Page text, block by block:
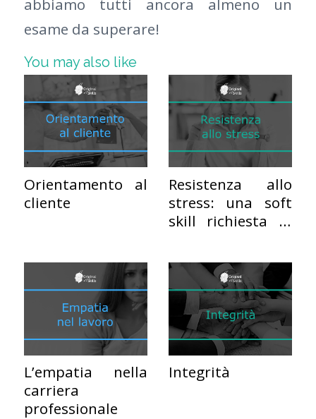
abbiamo tutti ancora almeno un
esame da superare!
You may also like
Orientamento al
cliente
Resistenza allo
stress: una soft
skill richiesta in
aziende
L’empatia nella
carriera
professionale
Integrità